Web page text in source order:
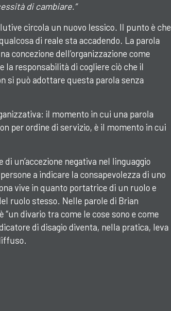
di cambiare.”
circola un nuovo lessico. Il punto è che
di reale sta accadendo. La parola
concezione dell’organizzazione come
la responsabilità di cogliere ciò che il
si può adottare questa parola senza
il momento in cui una parola
per ordine di servizio, è il momento in cui
un’accezione negativa nel linguaggio
a indicare la consapevolezza di uno
vive in quanto portatrice di un ruolo e
ruolo stesso. Nelle parole di Brian
divario tra come le cose sono e come
di disagio diventa, nella pratica, leva